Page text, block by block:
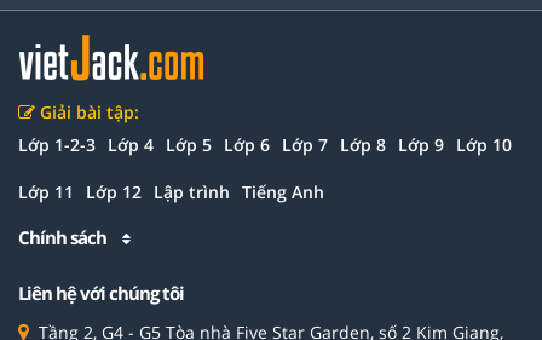
Giải bài tập:
Lớp 1-2-3 Lớp 4 Lớp 5 Lớp 6 Lớp 7 Lớp 8 Lớp 9 Lớp 10
Lớp 11 Lớp 12 Lập trình Tiếng Anh
Chính sách
Liên hệ với chúng tôi
Tầng 2, G4 - G5 Tòa nhà Five Star Garden, số 2 Kim Giang,